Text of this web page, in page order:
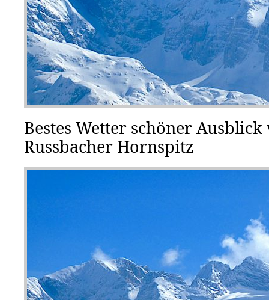
Bestes Wetter schöner Ausblick
Russbacher Hornspitz